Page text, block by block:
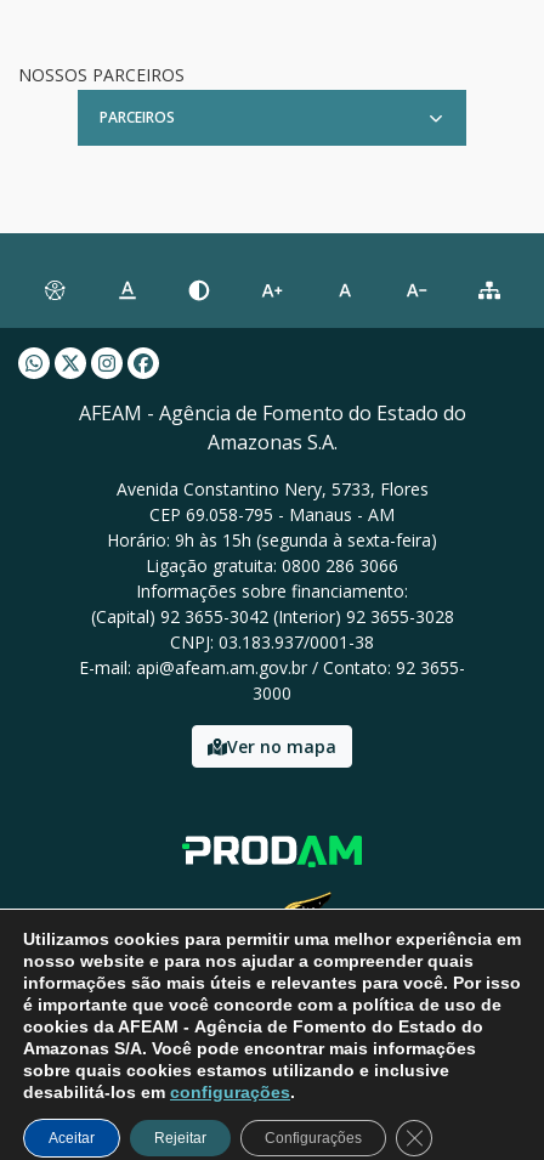
NOSSOS PARCEIROS
PARCEIROS
Whatsapp AFEAM
Twitter AFEAM
Instagram AFEAM
Facebook AFEAM
AFEAM - Agência de Fomento do Estado do
Amazonas S.A.
Avenida Constantino Nery, 5733, Flores
CEP 69.058-795 - Manaus - AM
Horário: 9h às 15h (segunda à sexta-feira)
Ligação gratuita: 0800 286 3066
Informações sobre financiamento:
(Capital) 92 3655-3042 (Interior) 92 3655-3028
CNPJ: 03.183.937/0001-38
E-mail: api@afeam.am.gov.br / Contato: 92 3655-
3000
Ver no mapa
Utilizamos cookies para permitir uma melhor experiência em
nosso website e para nos ajudar a compreender quais
informações são mais úteis e relevantes para você. Por isso
é importante que você concorde com a política de uso de
cookies da AFEAM - Agência de Fomento do Estado do
Amazonas S/A. Você pode encontrar mais informações
sobre quais cookies estamos utilizando e inclusive
desabilitá-los em configurações.
Aceitar Rejeitar Configurações Close GDPR